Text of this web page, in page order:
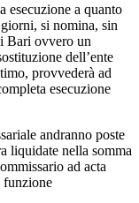
esecuzione a quanto
si nomina, sin
Bari ovvero un
dell’ente
provvederà ad
esecuzione
andranno poste
liquidate nella somma
ad acta
funzione